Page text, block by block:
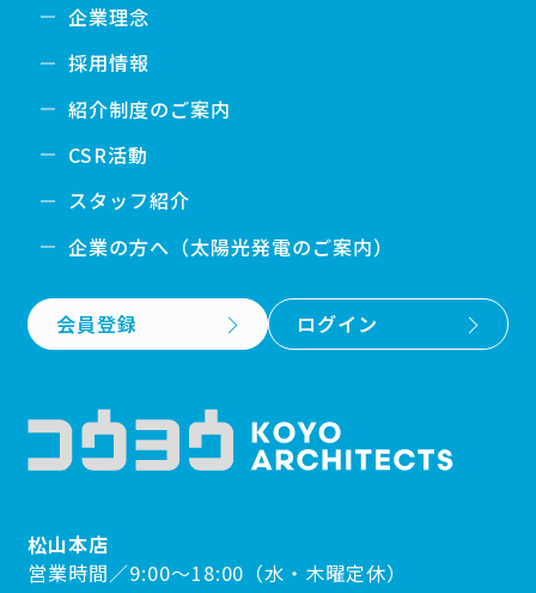
企業理念
採用情報
紹介制度のご案内
CSR活動
スタッフ紹介
企業の方へ（太陽光発電のご案内）
会員登録 ログイン
松山本店
営業時間／9:00〜18:00（水・木曜定休）